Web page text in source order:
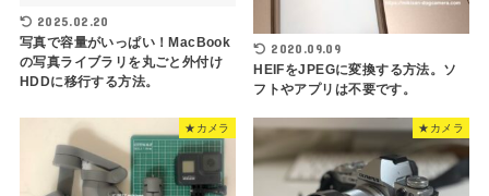
2025.02.20
写真で容量がいっぱい！MacBook
の写真ライブラリを丸ごと外付け
HDDに移行する方法。
2020.09.09
HEIFをJPEGに変換する方法。ソ
フトやアプリは不要です。
★カメラ ★カメラ